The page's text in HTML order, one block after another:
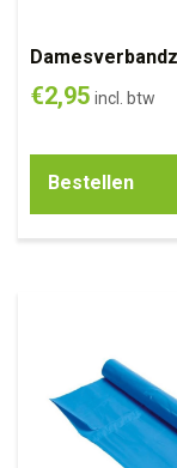
€2,95 incl. btw
Bestellen